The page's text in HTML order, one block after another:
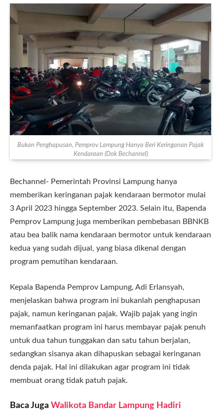
Bukan Penghapusan, Pemprov Lampung Hanya Beri Keringanan Pajak
Kendaraan (Dok Bechannel)
Bechannel- Pemerintah Provinsi Lampung hanya
memberikan keringanan pajak kendaraan bermotor mulai
3 April 2023 hingga September 2023. Selain itu, Bapenda
Pemprov Lampung juga memberikan pembebasan BBNKB
atau bea balik nama kendaraan bermotor untuk kendaraan
kedua yang sudah dijual, yang biasa dikenal dengan
program pemutihan kendaraan.
Kepala Bapenda Pemprov Lampung, Adi Erlansyah,
menjelaskan bahwa program ini bukanlah penghapusan
pajak, namun keringanan pajak. Wajib pajak yang ingin
memanfaatkan program ini harus membayar pajak penuh
untuk dua tahun tunggakan dan satu tahun berjalan,
sedangkan sisanya akan dihapuskan sebagai keringanan
denda pajak. Hal ini dilakukan agar program ini tidak
membuat orang tidak patuh pajak.
Baca Juga Walikota Bandar Lampung Hadiri